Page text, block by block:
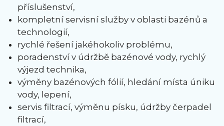
příslušenství,
kompletní servisní služby v oblasti bazénů a
technologií,
rychlé řešení jakéhokoliv problému,
poradenství v údržbě bazénové vody, rychlý
výjezd technika,
výměny bazénových fólií, hledání místa úniku
vody, lepení,
servis filtrací, výměnu písku, údržby čerpadel
filtrací,